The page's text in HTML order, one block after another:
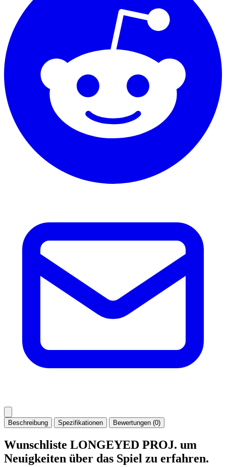
Beschreibung Spezifikationen Bewertungen (0)
Wunschliste LONGEYED PROJ. um
Neuigkeiten über das Spiel zu erfahren.